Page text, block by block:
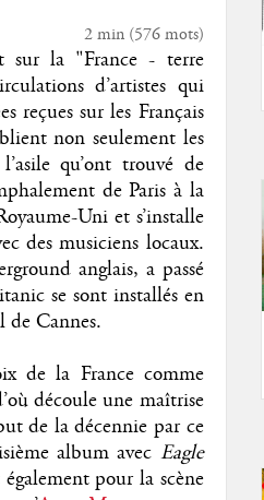
2 min(576mots)
sur la "France - terre
d’artistes qui
reçues sur les Français
non seulement les
qu’ont trouvé de
de Paris à la
Uni et s’installe
des musiciens locaux.
anglais, a passé
se sont installés en
de Cannes.
de la France comme
découle une maîtrise
de la décennie par ce
album avec Eagle
pour la scène